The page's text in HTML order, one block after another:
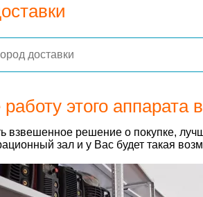
этого
взвешенное решение о покупке,
зал и у Вас будет такая